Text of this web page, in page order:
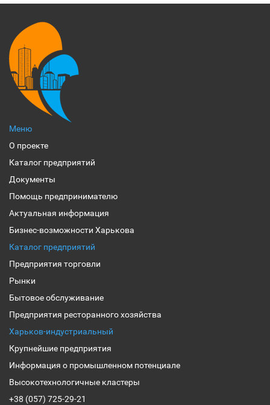
Меню
О проекте
Каталог предприятий
Документы
Помощь предпринимателю
Актуальная информация
Бизнес-возможности Харькова
Каталог предприятий
Предприятия торговли
Рынки
Бытовое обслуживание
Предприятия ресторанного хозяйства
Харьков-индустриальный
Крупнейшие предприятия
Информация о промышленном потенциале
Высокотехнологичные кластеры
+38 (057) 725-29-21